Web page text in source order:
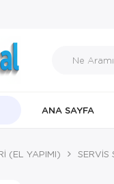
ANA SAYFA
(EL YAPIMI) SERVİS